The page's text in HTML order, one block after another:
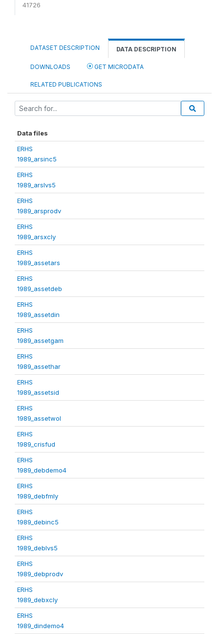
41726
DATASET DESCRIPTION DATA DESCRIPTION
DOWNLOADS GET MICRODATA
RELATED PUBLICATIONS
Data files
ERHS
1989_arsinc5
ERHS
1989_arslvs5
ERHS
1989_arsprodv
ERHS
1989_arsxcly
ERHS
1989_assetars
ERHS
1989_assetdeb
ERHS
1989_assetdin
ERHS
1989_assetgam
ERHS
1989_assethar
ERHS
1989_assetsid
ERHS
1989_assetwol
ERHS
1989_crisfud
ERHS
1989_debdemo4
ERHS
1989_debfmly
ERHS
1989_debinc5
ERHS
1989_deblvs5
ERHS
1989_debprodv
ERHS
1989_debxcly
ERHS
1989_dindemo4